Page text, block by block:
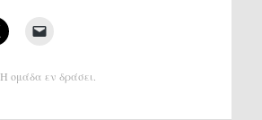
Η ομάδα εν δράσει